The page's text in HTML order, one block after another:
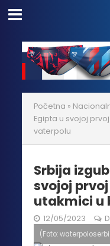
Početna »
Egipta u svojoj
vaterpolu
Srbija
svojoj
utakmici u
12/05/2023
(Foto: